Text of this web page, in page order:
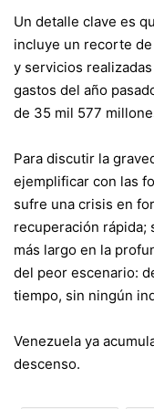
Un detalle clave es
incluye un recorte
y servicios
gastos del año
de 35 mil 577
Para discutir la
ejemplificar con las
sufre una crisis en
recuperación
más largo en la
del peor escenario:
tiempo, sin ningún
Venezuela ya
descenso.